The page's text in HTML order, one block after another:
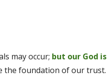
may occur; but our God
the foundation of our